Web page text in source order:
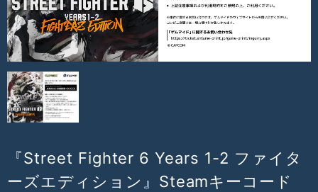
『Street Fighter 6 Years 1-2 ファイタ
ーズエディション』Steamキーコード